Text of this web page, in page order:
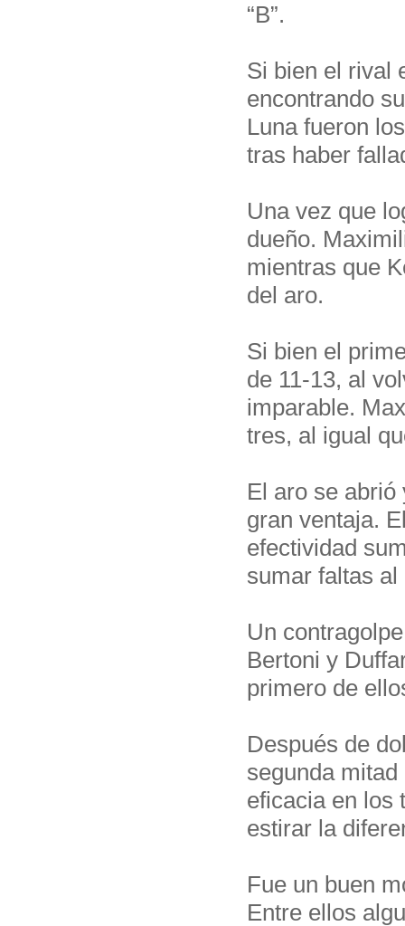
“B”.
Si bien el rival
encontrando
Luna fueron
tras haber
Una vez que
dueño.
mientras que
del aro.
Si bien el
de 11-13, al
imparable.
tres, al igual
El aro se abrió
gran ventaja.
efectividad
sumar faltas al
Un
Bertoni y
primero de
Después de
segunda
eficacia en los
estirar la
Fue un buen
Entre ellos